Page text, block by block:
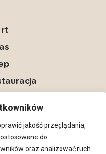
jakość przeglądania,
do
oraz analizować ruch